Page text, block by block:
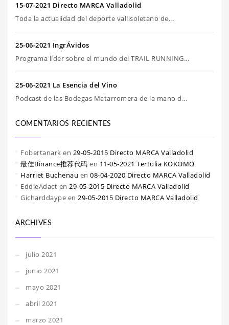
15-07-2021 Directo MARCA Valladolid
Toda la actualidad del deporte vallisoletano de...
25-06-2021 IngrÁvidos
Programa líder sobre el mundo del TRAIL RUNNING...
25-06-2021 La Esencia del Vino
Podcast de las Bodegas Matarromera de la mano d...
COMENTARIOS RECIENTES
Fobertanark en 29-05-2015 Directo MARCA Valladolid
最佳Binance推荐代码 en 11-05-2021 Tertulia KOKOMO
Harriet Buchenau en 08-04-2020 Directo MARCA Valladolid
EddieAdact en 29-05-2015 Directo MARCA Valladolid
Gicharddaype en 29-05-2015 Directo MARCA Valladolid
ARCHIVES
julio 2021
junio 2021
mayo 2021
abril 2021
marzo 2021